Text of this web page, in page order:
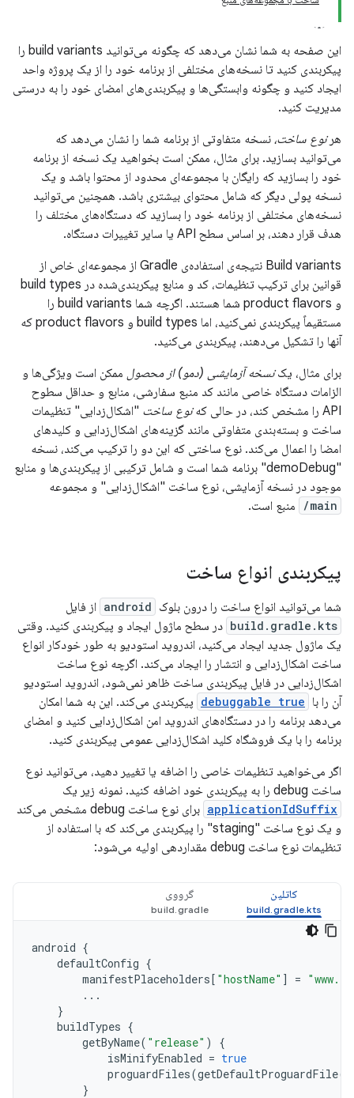
این صفحه به شما نشان می‌دهد که چگونه می‌توانید build variants را
پیکربندی کنید تا نسخه‌های مختلفی از برنامه خود را از یک پروژه واحد
ایجاد کنید و چگونه وابستگی‌ها و پیکربندی‌های امضای خود را به درستی
مدیریت کنید.
هرنوع ساخت، نسخه متفاوتی از برنامه شما را نشان می‌دهد که
می‌توانید بسازید. برای مثال، ممکن است بخواهید یک نسخه از برنامه
خود را بسازید که رایگان با مجموعه‌ای محدود از محتوا باشد و یک
نسخه پولی دیگر که شامل محتوای بیشتری باشد. همچنین می‌توانید
نسخه‌های مختلفی از برنامه خود را بسازید که دستگاه‌های مختلف را
هدف قرار دهند، بر اساس سطح API یا سایر تغییرات دستگاه.
Build variants نتیجه‌ی استفاده‌ی Gradle از مجموعه‌ای خاص از
قوانین برای ترکیب تنظیمات، کد و منابع پیکربندی‌شده در build types
و product flavors شما هستند. اگرچه شما build variants را
مستقیماً پیکربندی نمی‌کنید، اما build types و product flavors که
آنها را تشکیل می‌دهند، پیکربندی می‌کنید.
برای مثال، یکنسخه آزمایشی (دمو) از محصول ممکن است ویژگی‌ها و
الزامات دستگاه خاصی مانند کد منبع سفارشی، منابع و حداقل سطوح
API را مشخص کند، در حالی که
نوع ساخت "اشکال‌زدایی" تنظیمات
ساخت و بسته‌بندی متفاوتی مانند گزینه‌های اشکال‌زدایی و کلیدهای
امضا را اعمال می‌کند. نوع ساختی که این دو را ترکیب می‌کند، نسخه
"demoDebug" برنامه شما است و شامل ترکیبی از پیکربندی‌ها و منابع
موجود در نسخه آزمایشی، نوع ساخت "اشکال‌زدایی" و مجموعه
main/ منبع است.
پیکربندی انواع ساخت
شما می‌توانید انواع ساخت را درون بلوک android از فایل
build.gradle.kts در سطح ماژول ایجاد و پیکربندی کنید. وقتی
یک ماژول جدید ایجاد می‌کنید، اندروید استودیو به طور خودکار انواع
ساخت اشکال‌زدایی و انتشار را ایجاد می‌کند. اگرچه نوع ساخت
اشکال‌زدایی در فایل پیکربندی ساخت ظاهر نمی‌شود، اندروید استودیو
آن را با debuggable true پیکربندی می‌کند. این به شما امکان
می‌دهد برنامه را در دستگاه‌های اندروید امن اشکال‌زدایی کنید و امضای
برنامه را با یک فروشگاه کلید اشکال‌زدایی عمومی پیکربندی کنید.
اگر می‌خواهید تنظیمات خاصی را اضافه یا تغییر دهید، می‌توانید نوع
ساخت debug را به پیکربندی خود اضافه کنید. نمونه زیر یک
applicationIdSuffix
برای نوع ساخت debug مشخص می‌کند
و یک نوع ساخت "staging" را پیکربندی می‌کند که با استفاده از
تنظیمات نوع ساخت debug مقداردهی اولیه می‌شود:
کاتلین گرووی
android {
defaultConfig {
manifestPlaceholders[ "hostName" ] =
...
}
buildTypes {
getByName( "release" )
{
isMinifyEnabled = true
proguardFiles(getDefaultProguardFile(
}